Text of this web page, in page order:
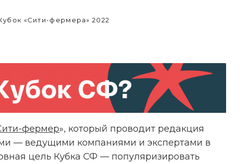
«Сити-фермера» 2022
фермер», который проводит редакция
— ведущими компаниями и экспертами в
цель Кубка СФ — популяризировать